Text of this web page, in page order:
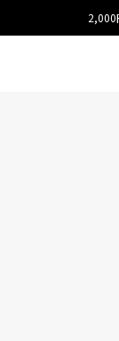
2,000